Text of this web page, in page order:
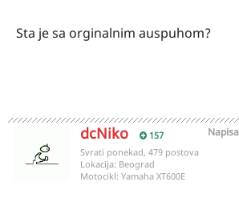
Sta je sa orginalnim auspuhom?
dcNiko 157
Svrati ponekad, 479 postova
Lokacija: Beograd
Motocikl: Yamaha XT600E